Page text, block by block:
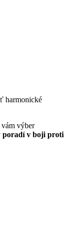
harmonické
výber
poradí v boji proti